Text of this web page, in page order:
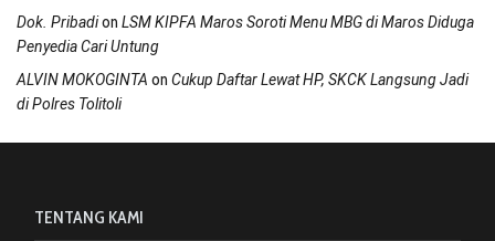
Dok. Pribadion LSM KIPFA Maros Soroti Menu MBG di Maros Diduga
Penyedia Cari Untung
ALVIN MOKOGINTA on Cukup Daftar Lewat HP, SKCK Langsung Jadi
di Polres Tolitoli
TENTANG KAMI